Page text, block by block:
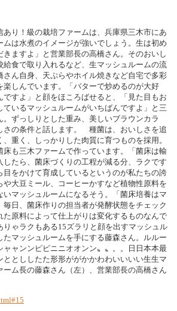
あり！級の栽培ファームは、兵庫県三木市にあ
ムは水煮のイメージが強いでしょう。生は初め
ますよ」と営業部長の高橋さん。そのおいし
給食で取り入れるなど、生マッシュルームの流
さん自身、天ぷらやホイル焼きなど自宅で多彩
楽しんでいます。「バターで炒めるのが大好
ですよ」と顔をほころばせると、「見た目もお
ているマッシュルームがいちばんですよ」と三
ずっしりとした重み、美しいブラウンカラ
さの条件と話します。 種菌は、おいしさを追
重く、しっかりした肉質に育つものを採用。
床も三木ファームで作っています。「菌床は輸
したら、菌床づくりの工程が減る分、ラクです
目をかけて育成しているというのが私たちの誇
や大豆ミール、コーヒーかすなど植物性原料を
いマッシュルームになるそう。「菌床培養はマ
毎日、菌床作りの担当者が発酵状態をチェック
た原料によって仕上がりは変化するものなんで
りゃラクもある15ズラリと顔を出すマッシュル
たマッシュルームを手にする藤森さん。ルルー
ャャンンピピニニオオンン〟〟。。日日本本最
ししたた形形ががかかわわいいいい生生マ
ーム長の藤森さん（左）、営業部長の高橋さん